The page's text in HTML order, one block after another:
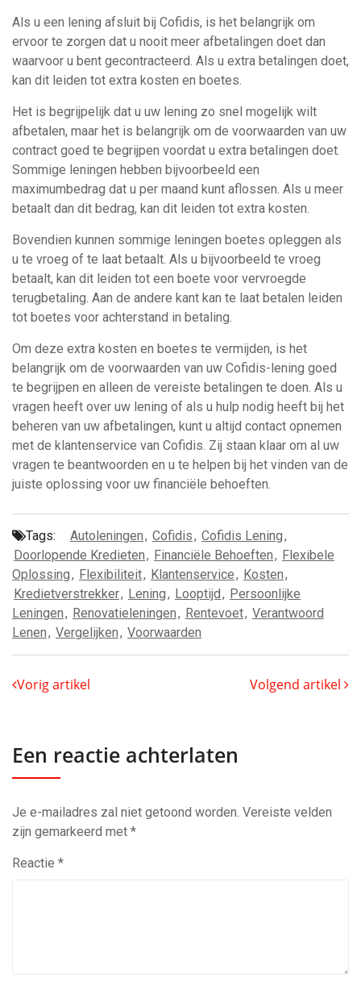
Als u een lening afsluit bij Cofidis, is het belangrijk om
ervoor te zorgen dat u nooit meer afbetalingen doet dan
waarvoor u bent gecontracteerd. Als u extra betalingen doet,
kan dit leiden tot extra kosten en boetes.
Het is begrijpelijk dat u uw lening zo snel mogelijk wilt
afbetalen, maar het is belangrijk om de voorwaarden van uw
contract goed te begrijpen voordat u extra betalingen doet.
Sommige leningen hebben bijvoorbeeld een
maximumbedrag dat u per maand kunt aflossen. Als u meer
betaalt dan dit bedrag, kan dit leiden tot extra kosten.
Bovendien kunnen sommige leningen boetes opleggen als
u te vroeg of te laat betaalt. Als u bijvoorbeeld te vroeg
betaalt, kan dit leiden tot een boete voor vervroegde
terugbetaling. Aan de andere kant kan te laat betalen leiden
tot boetes voor achterstand in betaling.
Om deze extra kosten en boetes te vermijden, is het
belangrijk om de voorwaarden van uw Cofidis-lening goed
te begrijpen en alleen de vereiste betalingen te doen. Als u
vragen heeft over uw lening of als u hulp nodig heeft bij het
beheren van uw afbetalingen, kunt u altijd contact opnemen
met de klantenservice van Cofidis. Zij staan klaar om al uw
vragen te beantwoorden en u te helpen bij het vinden van de
juiste oplossing voor uw financiële behoeften.
Tags: Autoleningen, Cofidis, Cofidis Lening,
Doorlopende Kredieten, Financiële Behoeften, Flexibele
Oplossing, Flexibiliteit, Klantenservice, Kosten,
Kredietverstrekker, Lening, Looptijd, Persoonlijke
Leningen, Renovatieleningen, Rentevoet, Verantwoord
Lenen, Vergelijken, Voorwaarden
Vorig artikel Volgend artikel
Een reactie achterlaten
Je e-mailadres zal niet getoond worden. Vereiste velden
zijn gemarkeerd met *
Reactie *